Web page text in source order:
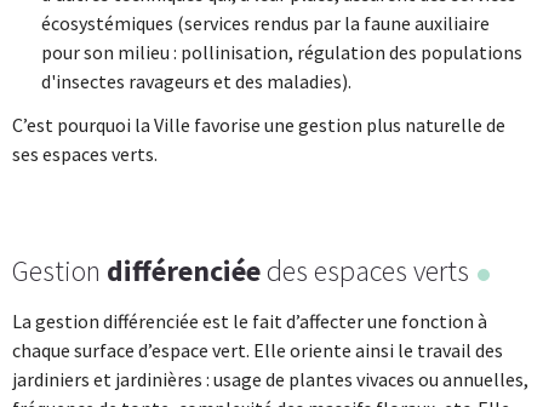
écosystémiques (services rendus par la faune auxiliaire
pour son milieu : pollinisation, régulation des populations
d'insectes ravageurs et des maladies).
C’est pourquoi la Ville favorise une gestion plus naturelle de
ses espaces verts.
Gestion différenciéedes espaces verts
La gestion différenciée est le fait d’affecter une fonction à
chaque surface d’espace vert. Elle oriente ainsi le travail des
jardiniers et jardinières : usage de plantes vivaces ou annuelles,